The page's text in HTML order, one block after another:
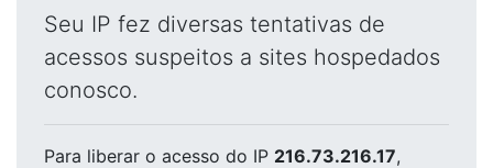
Seu IP fez diversas tentativas de
acessos suspeitos a sites hospedados
conosco.
Para liberar o acesso do IP 216.73.216.17,